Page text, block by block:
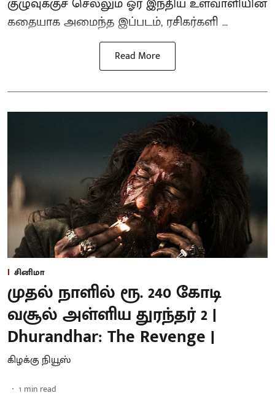
கதையாக அமைந்த இப்படம், ரசிகர்களி ...
Read More
சினிமா
முதல் நாளில் ரூ. 240 கோடி
வசூல் அள்ளிய துரந்தர் 2 |
Dhurandhar: The Revenge |
கிழக்கு நியூஸ்
1 min read